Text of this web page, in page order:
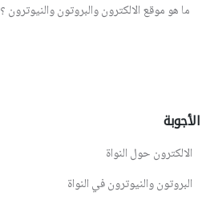
ما هو موقع الالكترون والبروتون والنيوترون ؟
الأجوبة
الالكترون حول النواة
البروتون والنيوترون في النواة